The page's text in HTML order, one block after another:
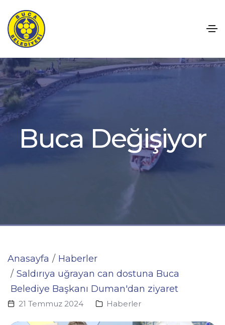
yor
Anasayfa
Haberler
Saldırıya uğrayan can dostuna Buca
Belediye Başkanı Duman'dan ziyaret
21 Temmuz 2024 Haberler